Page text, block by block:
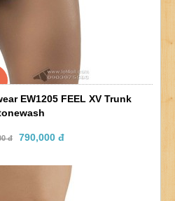
EW1205 FEEL XV Trunk
đ 790,000 đ